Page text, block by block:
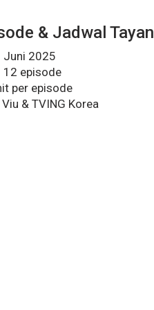
& Jadwal
Juni 2025
12 episode
per episode
& TVING Korea